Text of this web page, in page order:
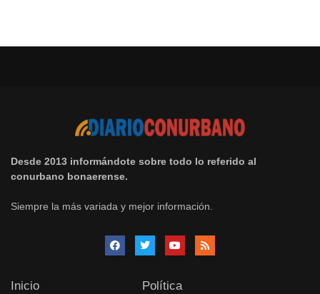
Desde 2013 informándote sobre todo lo referido al
conurbano bonaerense.
Siempre la más variada y mejor información.
Inicio
Política